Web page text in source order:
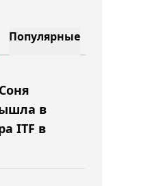
Популярные
в
ITF в